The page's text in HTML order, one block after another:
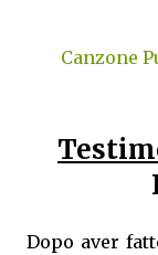
Canzone
Dopo aver